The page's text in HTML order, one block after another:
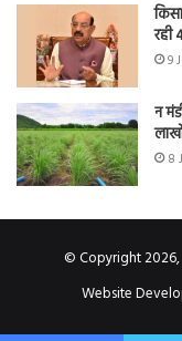
रही
9
न
8
© Copyright 2026,
Website